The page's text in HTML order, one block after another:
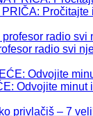
radio svi
Odvojite minut